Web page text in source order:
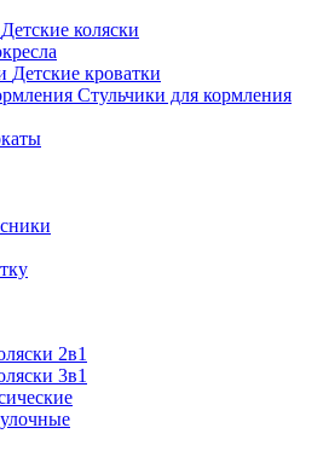
Детские коляски
Детские кроватки
Стульчики для кормления
2в1
3в1